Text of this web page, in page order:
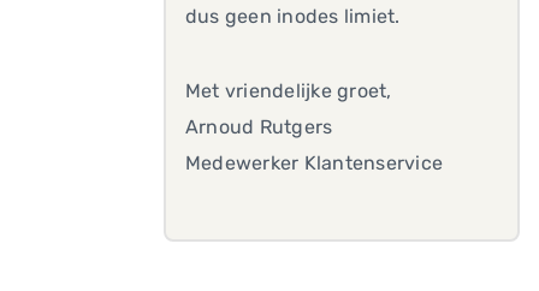
dus geen inodes limiet.
Met vriendelijke groet,
Arnoud Rutgers
Medewerker Klantenservice